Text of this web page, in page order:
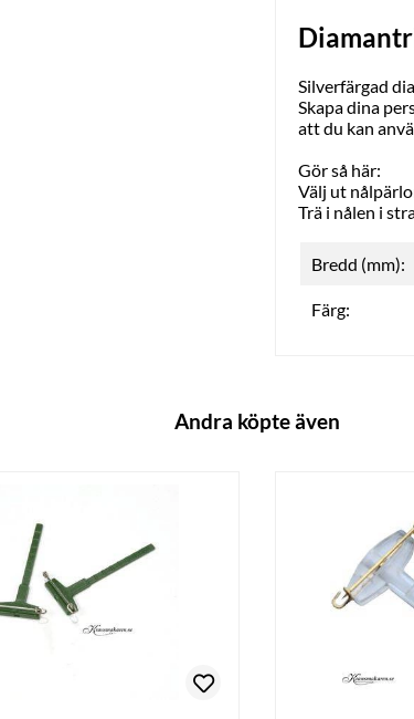
Silverfärgad
Skapa dina
att du kan
Gör så här:
Välj ut
Trä i nålen i
Bredd (mm):
Färg:
Andra köpte även